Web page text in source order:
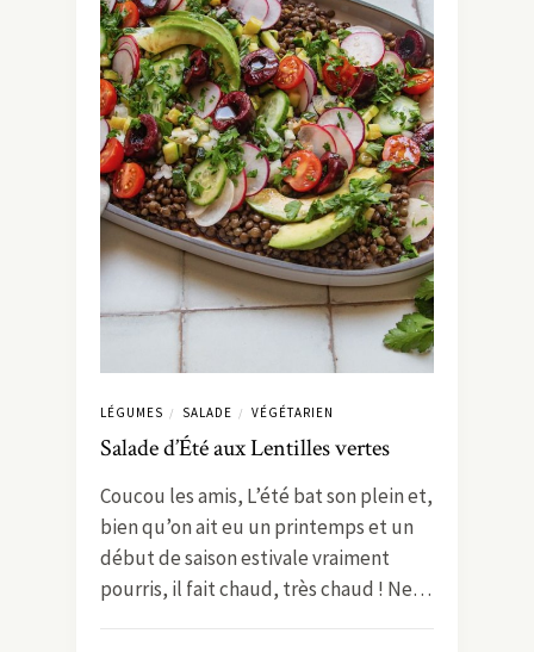
LÉGUMES / SALADE / VÉGÉTARIEN
Salade d’Été aux Lentilles vertes
Coucou les amis, L’été bat son plein et,
bien qu’on ait eu un printemps et un
début de saison estivale vraiment
pourris, il fait chaud, très chaud ! Ne…